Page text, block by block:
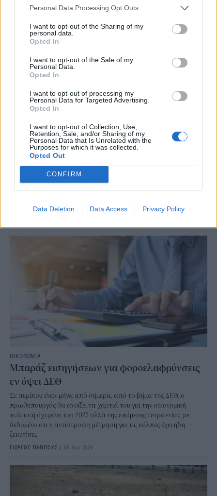
Personal Data Processing Opt Outs
I want to opt-out of the Sharing of my
personal data.
Opted In
I want to opt-out of the Sale of my
Personal Data.
Opted In
I want to opt-out of processing my
Personal Data for Targeted Advertising.
Opted In
I want to opt-out of Collection, Use,
Retention, Sale, and/or Sharing of my
Personal Data that Is Unrelated with the
Purposes for which it was collected.
Opted Out
CONFIRM
Data Deletion Data Access Privacy Policy
ΟΙΚΟΝΟΜΙΑ
Από ρεκόρ σε ρεκόρ ο Εξωδικαστικός
Σημαντικό ορόσημο κατέγραψε τον Ιούλιο ο Εξωδικαστικός
Μηχανισμός. Οι συνολικές ρυθμίσεις ξεπέρασαν τα 20 δισ. ευρώ από
την έναρξη λειτουργίας της πλατφόρμας. Συνολικά, μέχρι το τέλος
αντιστοιχούν σε αρχικές οφειλές ύψους 20,19 δισ. ευρώ.
ΟΙΚΟΝΟΜΙΑ
Μπαράζ εισηγήσεων για φοροελαφρύνσεις
εν όψει ΔΕΘ
Σε περίπου έναν μήνα από σήμερα, από το βήμα της ΔΕΘ, ο
πρωθυπουργός θα ανοίξει τα χαρτιά του για την οικονομική
πολιτική όχι μόνο του 2027 αλλά της επόμενης τετραετίας, με
δεδομένο ότι η αντίστροφη μέτρηση για τις κάλπες έχει ήδη
ξεκινήσει.
ΓΙΩΡΓΟΣ ΠΑΠΠΟΥΣ / 05 Αυγ 2026